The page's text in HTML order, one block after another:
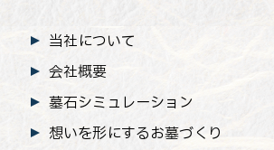
当社について
会社概要
墓石シミュレーション
想いを形にするお墓づくり